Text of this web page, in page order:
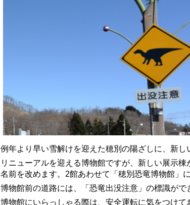
例年より早い雪解けを迎えた穂別の陽ざしに、新し
リニューアルを迎える博物館ですが、新しい展示
名前を改めます。2館あわせて「穂別恐竜博物館」
博物館前の道路には、「恐竜出没注意」の標識がで
博物館にいらっしゃる際は、安全運転に気をつけて